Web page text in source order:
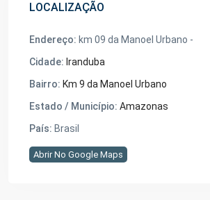
LOCALIZAÇÃO
Endereço: km 09 da Manoel Urbano -
Cidade: Iranduba
Bairro: Km 9 da Manoel Urbano
Estado / Município: Amazonas
País: Brasil
Abrir No Google Maps